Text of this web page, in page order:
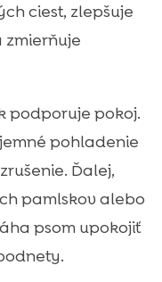
ciest, zlepšuje
podporuje pokoj.
pohladenie
Ďalej,
pamlskov alebo
psom upokojiť